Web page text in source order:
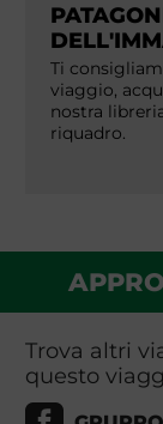
Ti
viaggio,
nostra
riquadro.
Trova altri
questo